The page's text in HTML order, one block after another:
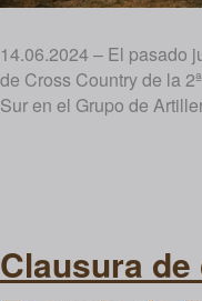
14.06.2024 – El pasado
de Cross Country de la
Sur en el Grupo de
Clausura